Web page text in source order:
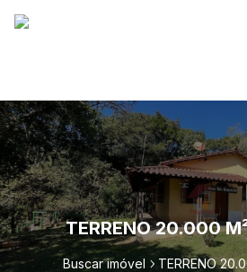
TERRENO 20.000
Buscar imóvel TERRENO